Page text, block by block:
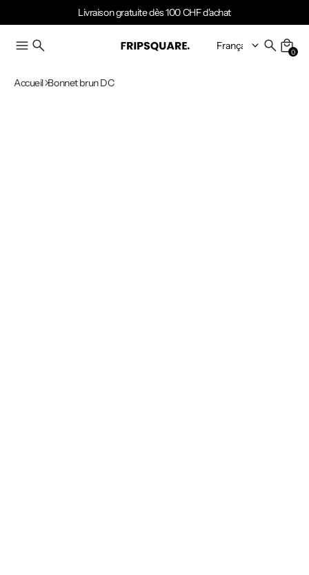
Livraison gratuite dès 100 CHF d'achat
0
Accueil Bonnet brun DC